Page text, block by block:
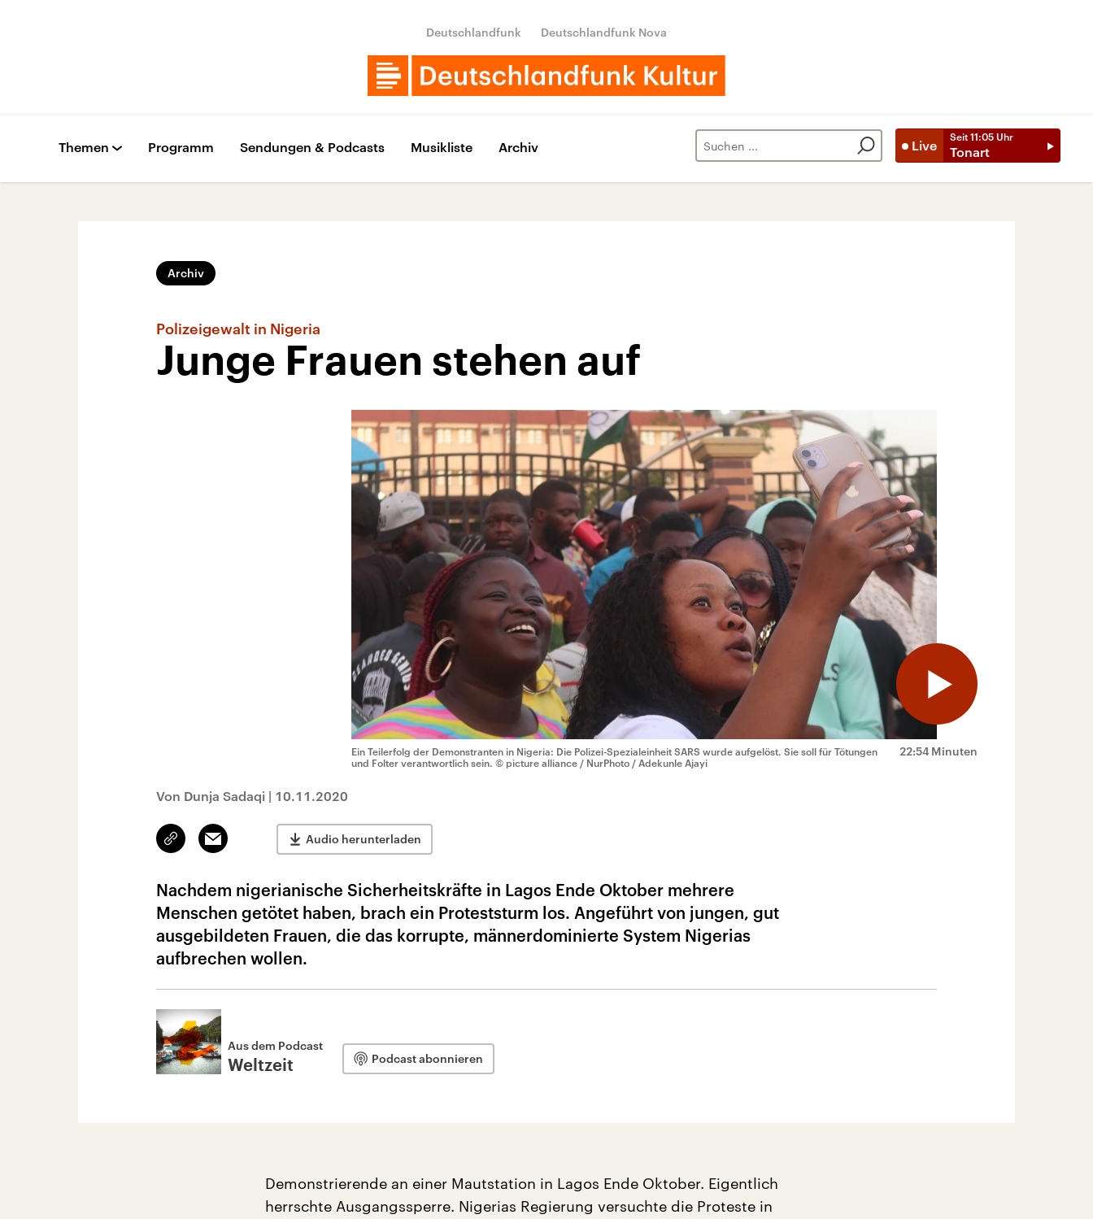
Deutschlandfunk Deutschlandfunk Nova
Live
Seit 11:05 Uhr
Tonart
Themen Programm Sendungen & Podcasts Musikliste Archiv
Archiv
Polizeigewalt in Nigeria
Junge Frauen stehen auf
22:54 Minuten
Ein Teilerfolg der Demonstranten in Nigeria: Die Polizei-Spezialeinheit SARS wurde aufgelöst. Sie soll für Tötungen
und Folter verantwortlich sein. © picture alliance / NurPhoto / Adekunle Ajayi
Von Dunja Sadaqi | 10.11.2020
Link
kopieren/teilen
Email Audio herunterladen
Nachdem nigerianische Sicherheitskräfte in Lagos Ende Oktober mehrere
Menschen getötet haben, brach ein Proteststurm los. Angeführt von jungen, gut
ausgebildeten Frauen, die das korrupte, männerdominierte System Nigerias
aufbrechen wollen.
Aus dem Podcast
Weltzeit Podcast abonnieren
Demonstrierende an einer Mautstation in Lagos Ende Oktober. Eigentlich
herrschte Ausgangssperre. Nigerias Regierung versuchte die Proteste in